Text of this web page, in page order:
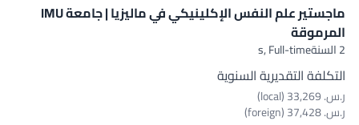
ماجستير علم النفس الإكلينيكي في ماليزيا | جامعة IMU
المرموقة
2 السنةs, Full-time
التكلفة التقديرية السنوية
ر.س.‏ 33,269 (local)
ر.س.‏ 37,428 (foreign)